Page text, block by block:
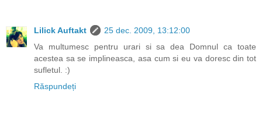
Lilick Auftakt
25 dec. 2009, 13:12:00
Va multumesc pentru urari si sa dea Domnul ca toate
acestea sa se implineasca, asa cum si eu va doresc din tot
sufletul. :)
Răspundeți